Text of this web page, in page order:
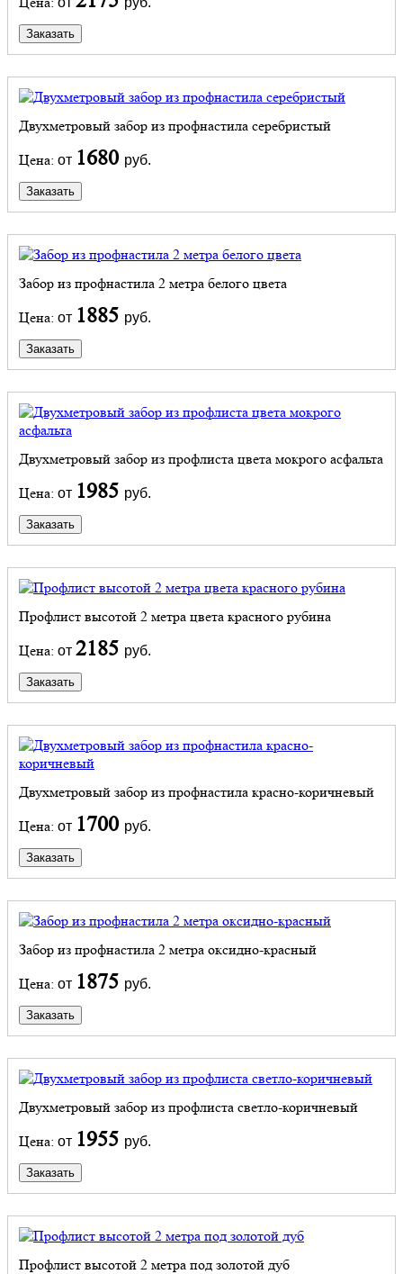
Заказать
Двухметровый забор из профнастила серебристый
Цена: от 1680 руб.
Заказать
Забор из профнастила 2 метра белого цвета
Цена: от 1885 руб.
Заказать
Двухметровый забор из профлиста цвета мокрого асфальта
Цена: от 1985 руб.
Заказать
Профлист высотой 2 метра цвета красного рубина
Цена: от 2185 руб.
Заказать
Двухметровый забор из профнастила красно-коричневый
Цена: от 1700 руб.
Заказать
Забор из профнастила 2 метра оксидно-красный
Цена: от 1875 руб.
Заказать
Двухметровый забор из профлиста светло-коричневый
Цена: от 1955 руб.
Заказать
Профлист высотой 2 метра под золотой дуб